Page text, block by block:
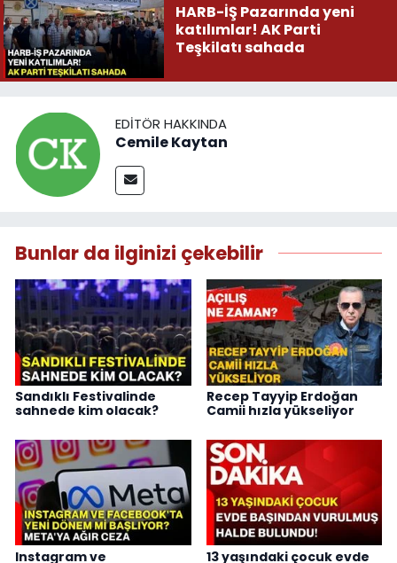
HARB-İŞ Pazarında yeni
katılımlar! AK Parti
Teşkilatı sahada
EDITÖR HAKKINDA
Cemile Kaytan
Bunlar da ilginizi çekebilir
Sandıklı Festivalinde
sahnede kim olacak?
Recep Tayyip Erdoğan
Camii hızla yükseliyor
Instagram ve
13 yaşındaki çocuk evde